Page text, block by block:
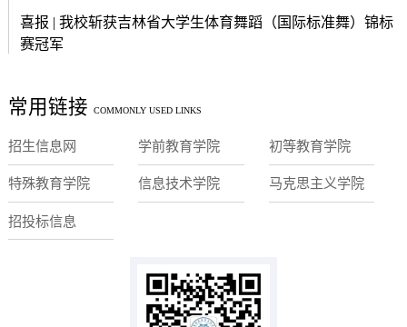
喜报 | 我校斩获吉林省大学生体育舞蹈（国际标准舞）锦标
赛冠军
常用链接 COMMONLY USED LINKS
招生信息网 学前教育学院 初等教育学院
特殊教育学院 信息技术学院 马克思主义学院
招投标信息